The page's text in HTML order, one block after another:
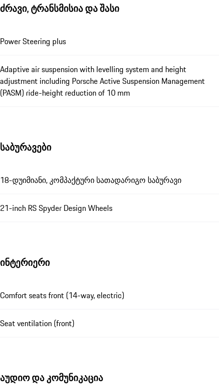
ძრავი, ტრანსმისია და შასი
Power Steering plus
Adaptive air suspension with levelling system and height
adjustment including Porsche Active Suspension Management
(PASM) ride-height reduction of 10 mm
საბურავები
18-დუიმიანი, კომპაქტური სათადარიგო საბურავი
21-inch RS Spyder Design Wheels
ინტერიერი
Comfort seats front (14-way, electric)
Seat ventilation (front)
აუდიო და კომუნიკაცია